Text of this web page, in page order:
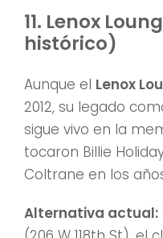
11. Lenox
histórico)
Aunque el Lenox
2012, su legado
sigue vivo en la
tocaron Billie
Coltrane en los
Alternativa actual: